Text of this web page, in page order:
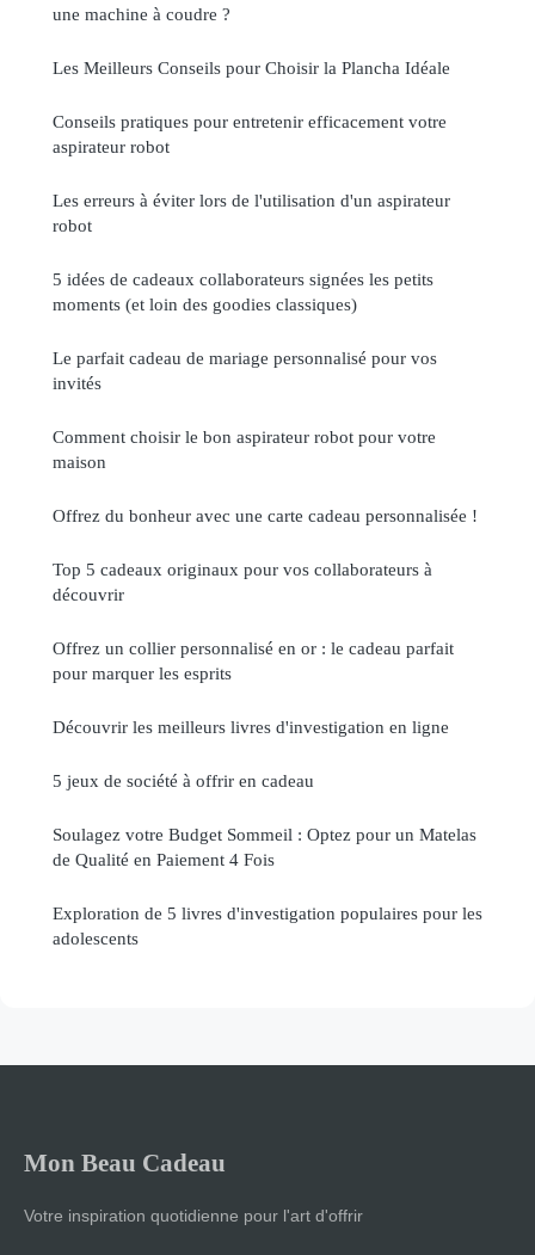
une machine à coudre ?
Les Meilleurs Conseils pour Choisir la Plancha Idéale
Conseils pratiques pour entretenir efficacement votre
aspirateur robot
Les erreurs à éviter lors de l'utilisation d'un aspirateur
robot
5 idées de cadeaux collaborateurs signées les petits
moments (et loin des goodies classiques)
Le parfait cadeau de mariage personnalisé pour vos
invités
Comment choisir le bon aspirateur robot pour votre
maison
Offrez du bonheur avec une carte cadeau personnalisée !
Top 5 cadeaux originaux pour vos collaborateurs à
découvrir
Offrez un collier personnalisé en or : le cadeau parfait
pour marquer les esprits
Découvrir les meilleurs livres d'investigation en ligne
5 jeux de société à offrir en cadeau
Soulagez votre Budget Sommeil : Optez pour un Matelas
de Qualité en Paiement 4 Fois
Exploration de 5 livres d'investigation populaires pour les
adolescents
Mon Beau Cadeau
Votre inspiration quotidienne pour l'art d'offrir